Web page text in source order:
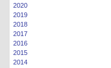
2020
2019
2018
2017
2016
2015
2014